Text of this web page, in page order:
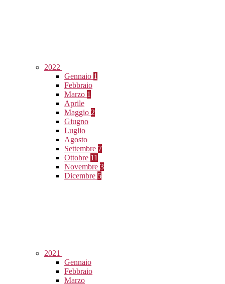
2022
Gennaio 1
Febbraio
Marzo 1
Aprile
Maggio 2
Giugno
Luglio
Agosto
Settembre 7
Ottobre 11
Novembre 3
Dicembre 5
2021
Gennaio
Febbraio
Marzo